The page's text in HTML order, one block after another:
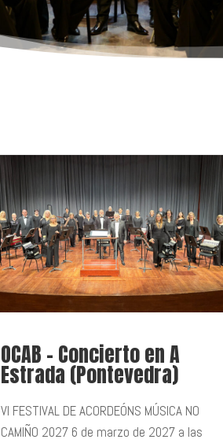
OCAB – Concierto en A
Estrada (Pontevedra)
VI FESTIVAL DE ACORDEÓNS MÚSICA NO
CAMIÑO 2027 6 de marzo de 2027 a las